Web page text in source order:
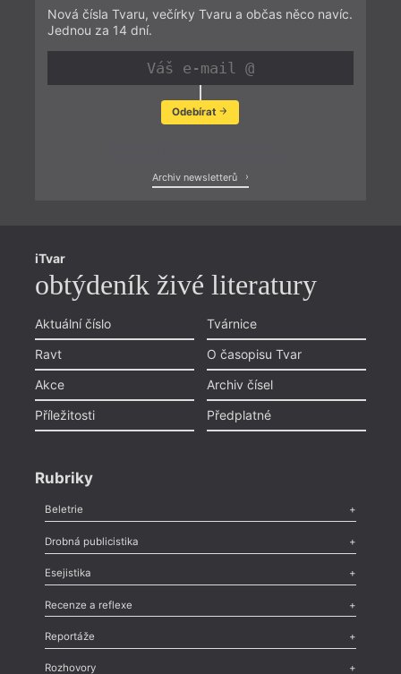
Nová čísla Tvaru, večírky Tvaru a občas něco navíc.
Jednou za 14 dní.
Odebírat
Archiv newsletterů
iTvar
obtýdeník živé literatury
Aktuální číslo
Ravt
Akce
Příležitosti
Tvárnice
O časopisu Tvar
Archiv čísel
Předplatné
Rubriky
Beletrie
Poezie,Próza,Dokumenty
Drobná publicistika
Odlesk
Nekrolog,Glosa,Sloupek,Pozvánka,Literární soutěž,
Esejistika
Esej , Pádlo,Úvaha
Recenze a reflexe
Recenze
Méně slov o próze,Celá rubrika
Reportáže
Literární zítřky
Rozhovory